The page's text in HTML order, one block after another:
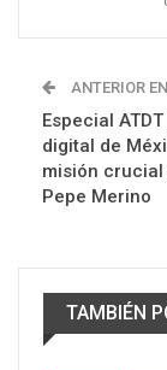
ANTERIOR
Especial
digital de
misión crucial
Pepe Merino
TAMBIÉN